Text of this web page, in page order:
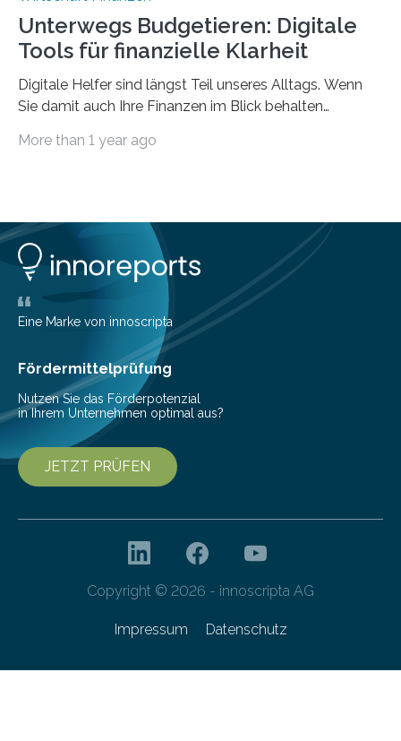
Unterwegs Budgetieren: Digitale
Tools für finanzielle Klarheit
Digitale Helfer sind längst Teil unseres Alltags. Wenn
Sie damit auch Ihre Finanzen im Blick behalten
die genau das ermöglichen: Sie helfen Ihnen, Ausgaben
Lösungen interessieren. 1. Multibanking-Tools: Alle
Konten auf einen Blick Viele Banken bieten bereits in
ihrem Online-Banking eine Multibanking-Funktion an,
mit der sich Konten bei anderen Banken…
More than 1 year ago
Eine Marke von innoscripta
Fördermittelprüfung
Nutzen Sie das Förderpotenzial
in Ihrem Unternehmen optimal aus?
JETZT PRÜFEN
Copyright © 2026 - innoscripta AG
Impressum Datenschutz